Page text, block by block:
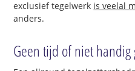
exclusief tegelwerk is veelal
anders.
Geen tijd of niet handig